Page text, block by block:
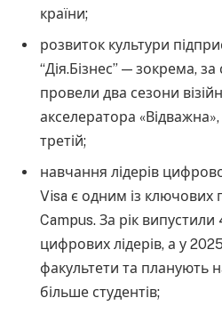
країни;
розвиток культури
“Дія.Бізнес” — зокрема,
провели два сезони
акселератора «Відважна»,
третій;
навчання лідерів
Visa є одним із ключових
Campus. За рік
цифрових лідерів, а у
факультети та планують
більше студентів;